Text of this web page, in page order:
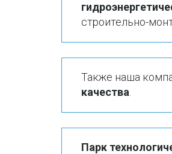
строительно-
Также наша
качества
Парк